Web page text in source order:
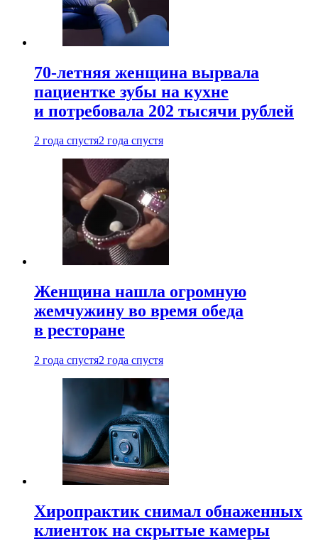
70-летняя женщина вырвала
пациентке зубы на кухне
и потребовала 202 тысячи рублей
2 года спустя2 года спустя
Женщина нашла огромную
жемчужину во время обеда
в ресторане
2 года спустя2 года спустя
Хиропрактик снимал обнаженных
клиенток на скрытые камеры